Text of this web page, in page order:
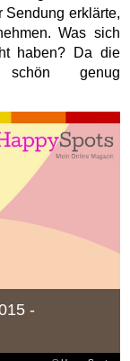
Sendung erklärte,
Was sich
haben? Da die
schön genug
-